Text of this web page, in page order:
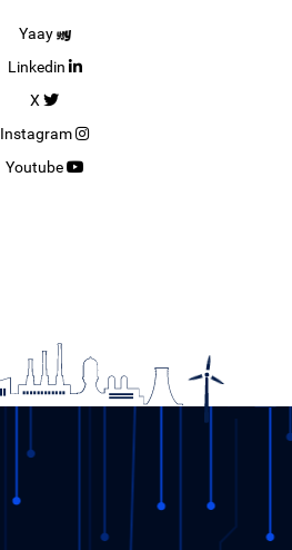
Yaay
Linkedin
X
Instagram
Youtube